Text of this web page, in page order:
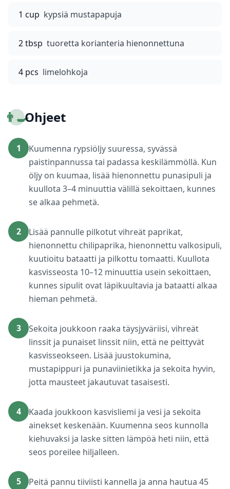
1 cup kypsiä mustapapuja
2 tbsp tuoretta korianteria hienonnettuna
4 pcs limelohkoja
👨‍🍳Ohjeet
1
Kuumenna rypsiöljy suuressa, syvässä
paistinpannussa tai padassa keskilämmöllä. Kun
öljy on kuumaa, lisää hienonnettu punasipuli ja
kuullota 3–4 minuuttia välillä sekoittaen, kunnes
se alkaa pehmetä.
2
Lisää pannulle pilkotut vihreät paprikat,
hienonnettu chilipaprika, hienonnettu valkosipuli,
kuutioitu bataatti ja pilkottu tomaatti. Kuullota
kasvisseosta 10–12 minuuttia usein sekoittaen,
kunnes sipulit ovat läpikuultavia ja bataatti alkaa
hieman pehmetä.
3
Sekoita joukkoon raaka täysjyväriisi, vihreät
linssit ja punaiset linssit niin, että ne peittyvät
kasvisseokseen. Lisää juustokumina,
mustapippuri ja punaviinietikka ja sekoita hyvin,
jotta mausteet jakautuvat tasaisesti.
4
Kaada joukkoon kasvisliemi ja vesi ja sekoita
ainekset keskenään. Kuumenna seos kunnolla
kiehuvaksi ja laske sitten lämpöä heti niin, että
seos poreilee hiljalleen.
5
Peitä pannu tiiviisti kannella ja anna hautua 45